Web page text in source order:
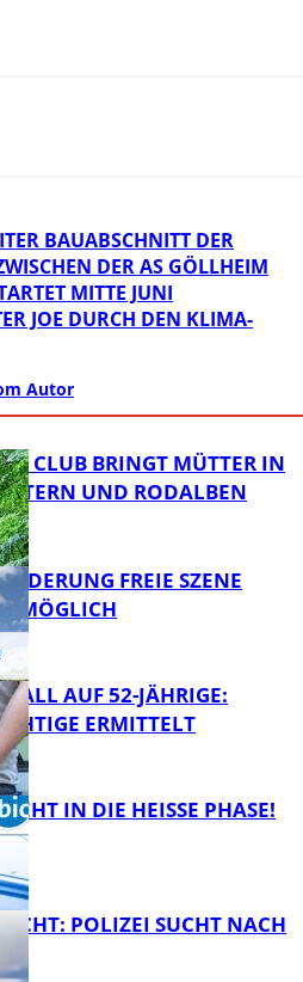
BAUABSCHNITT DER
DER AS GÖLLHEIM
MITTE JUNI
JOE DURCH DEN KLIMA-
Autor
CLUB BRINGT MÜTTER IN
UND RODALBEN
FREIE SZENE
MÖGLICH
AUF 52-JÄHRIGE:
ERMITTELT
IN DIE HEISSE PHASE!
POLIZEI SUCHT NACH